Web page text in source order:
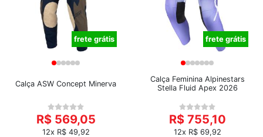
frete grátis
Calça ASW Concept Minerva
R$ 569,05
12x R$ 49,92
frete grátis
Calça Feminina Alpinestars
Stella Fluid Apex 2026
R$ 755,10
12x R$ 69,92